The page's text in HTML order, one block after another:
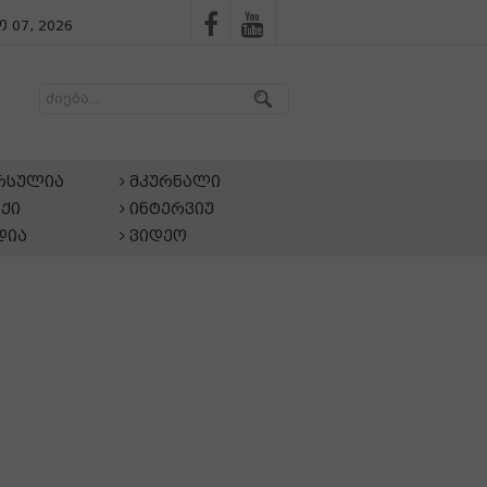
07, 2026
მკურნალი
ინტერვიუ
ვიდეო